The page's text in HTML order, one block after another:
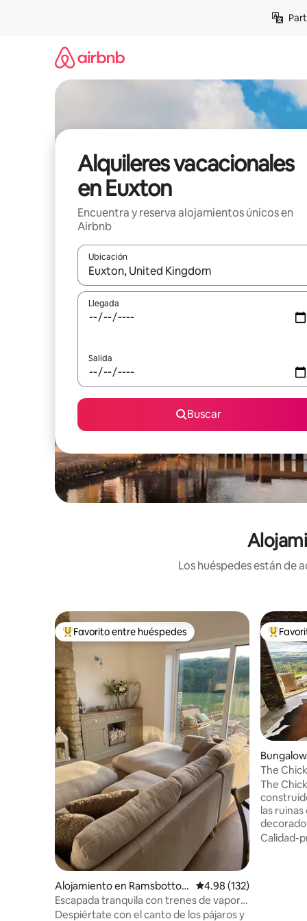
Alquileres vacacionales
en Euxton
Encuentra y reserva alojamientos únicos en
Airbnb
Ubicación
Cuando los resultados estén disponibles,
Llegada
Salida
Buscar
Los huéspedes están de
Favorito entre huéspedes preferido
Favorito entre huéspedes
Alojamiento en Ramsbotto
m
Calificación promedio:
4.98 (132)
Escapada tranquila con trenes de vapor y
ciervos
Despiértate con el canto de los pájaros y
The
The
las
de
Calidad-